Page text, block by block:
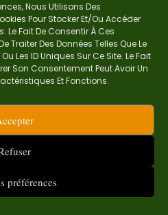
Nous Utilisons Des
Pour Stocker Et/ou Accéder
Le Fait De Consentir À Ces
Traiter Des Données Telles Que Le
Les ID Uniques Sur Ce Site. Le Fait
Son Consentement Peut Avoir Un
Et Fonctions.
préférences
une enseignante certifiée
mathématiques,
t’aider à comprendre,
359